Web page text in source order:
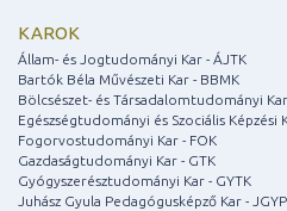
KAROK
Állam- és Jogtudományi Kar - ÁJTK
Bartók Béla Művészeti Kar - BBMK
Bölcsészet- és Társadalomtudományi
Egészségtudományi és Szociális Képzési
Fogorvostudományi Kar - FOK
Gazdaságtudományi Kar - GTK
Gyógyszerésztudományi Kar - GYTK
Juhász Gyula Pedagógusképző Kar -